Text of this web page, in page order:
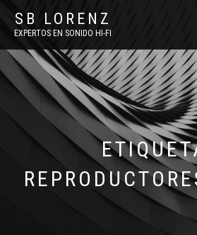
SB LORENZ
EXPERTOS EN SONIDO HI-FI